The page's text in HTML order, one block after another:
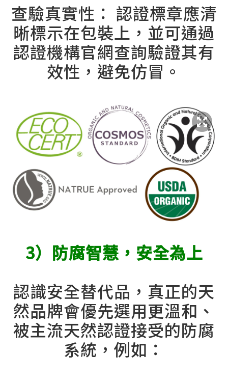
查驗真實性： 認證標章應清
晰標示在包裝上，並可通過
認證機構官網查詢驗證其有
效性，避免仿冒。
3）防腐智慧，安全為上
認識安全替代品，真正的天
然品牌會優先選用更溫和、
被主流天然認證接受的防腐
系統，例如：